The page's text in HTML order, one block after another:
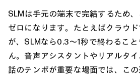
SLMは手元の端末で完結するため
ゼロになります。たとえばクラウ
が、SLMなら0.3〜1秒で終わるこ
ん。音声アシスタントやリアルタ
話のテンポが重要な場面では、こ